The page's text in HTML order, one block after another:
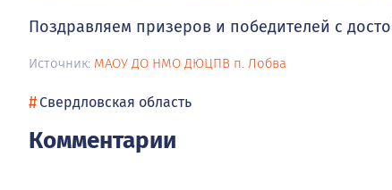
Поздравляем призеров и победителей с
Источник: МАОУ ДО НМО ДЮЦПВ п. Лобва
# Свердловская область
Комментарии